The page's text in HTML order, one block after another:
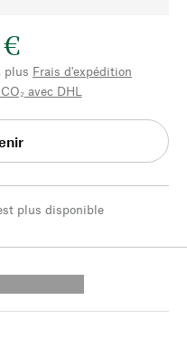
plus Frais d'expédition
avec DHL
plus disponible